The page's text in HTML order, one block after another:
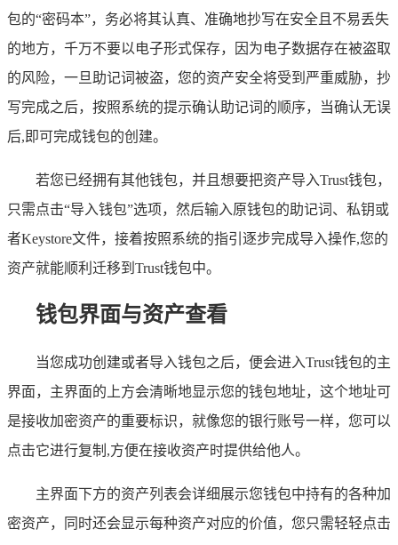
包的“密码本”，务必将其认真、准确地抄写在安全且不易丢失
的地方，千万不要以电子形式保存，因为电子数据存在被盗取
的风险，一旦助记词被盗，您的资产安全将受到严重威胁，抄
写完成之后，按照系统的提示确认助记词的顺序，当确认无误
后,即可完成钱包的创建。
若您已经拥有其他钱包，并且想要把资产导入Trust钱包，
只需点击“导入钱包”选项，然后输入原钱包的助记词、私钥或
者Keystore文件，接着按照系统的指引逐步完成导入操作,您的
资产就能顺利迁移到Trust钱包中。
钱包界面与资产查看
当您成功创建或者导入钱包之后，便会进入Trust钱包的主
界面，主界面的上方会清晰地显示您的钱包地址，这个地址可
是接收加密资产的重要标识，就像您的银行账号一样，您可以
点击它进行复制,方便在接收资产时提供给他人。
主界面下方的资产列表会详细展示您钱包中持有的各种加
密资产，同时还会显示每种资产对应的价值，您只需轻轻点击